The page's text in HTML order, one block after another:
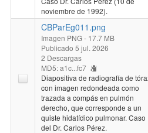
Tapia, Director del NiBG-ICBM.
noviembre de 1992).
CBParEg011.png
Imagen PNG- 17.7 MB
Publicado 5 jul. 2026
2 Descargas
MD5: a1c...fc7
Diapositiva de radiografía de
con imagen redondeada como
trazada a compás en pulmón
derecho, que corresponde a un
quiste hidatídico pulmonar. Caso
del Dr. Carlos Pérez.